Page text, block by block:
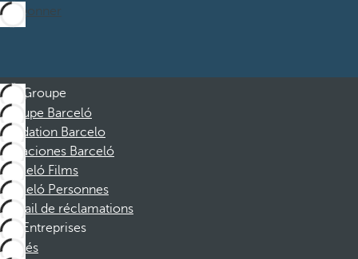
M’abonner
Groupe
Groupe Barceló
Fondation Barcelo
Vacaciones Barceló
Barceló Films
Barceló Personnes
Portail de réclamations
Entreprises
Affiliés